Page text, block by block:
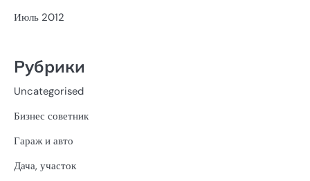
Июль 2012
Рубрики
Uncategorised
Бизнес советник
Гараж и авто
Дача, участок